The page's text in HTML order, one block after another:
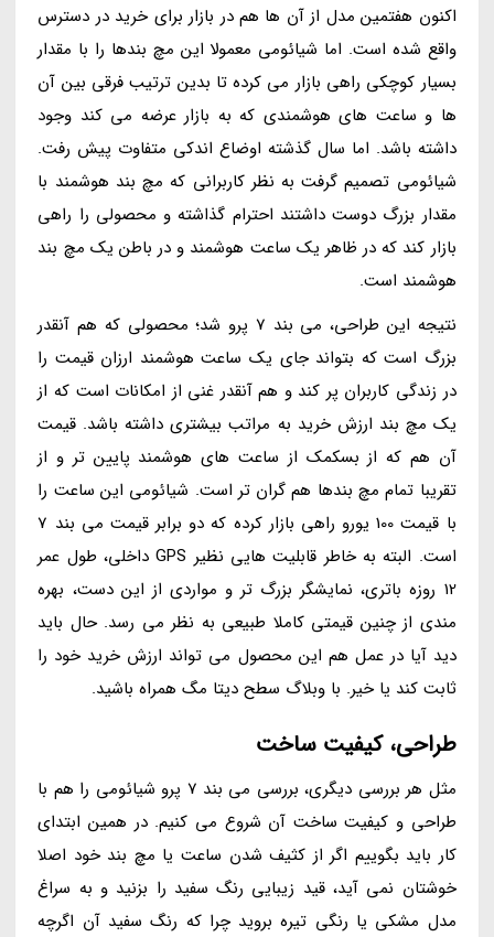
اکنون هفتمین مدل از آن ها هم در بازار برای خرید در دسترس
واقع شده است. اما شیائومی معمولا این مچ بندها را با مقدار
بسیار کوچکی راهی بازار می کرده تا بدین ترتیب فرقی بین آن
ها و ساعت های هوشمندی که به بازار عرضه می کند وجود
داشته باشد. اما سال گذشته اوضاع اندکی متفاوت پیش رفت.
شیائومی تصمیم گرفت به نظر کاربرانی که مچ بند هوشمند با
مقدار بزرگ دوست داشتند احترام گذاشته و محصولی را راهی
بازار کند که در ظاهر یک ساعت هوشمند و در باطن یک مچ بند
هوشمند است.
نتیجه این طراحی، می بند 7 پرو شد؛ محصولی که هم آنقدر
بزرگ است که بتواند جای یک ساعت هوشمند ارزان قیمت را
در زندگی کاربران پر کند و هم آنقدر غنی از امکانات است که از
یک مچ بند ارزش خرید به مراتب بیشتری داشته باشد. قیمت
آن هم که از بسکمک از ساعت های هوشمند پایین تر و از
تقریبا تمام مچ بندها هم گران تر است. شیائومی این ساعت را
با قیمت 100 یورو راهی بازار کرده که دو برابر قیمت می بند 7
است. البته به خاطر قابلیت هایی نظیر GPS داخلی، طول عمر
12 روزه باتری، نمایشگر بزرگ تر و مواردی از این دست، بهره
مندی از چنین قیمتی کاملا طبیعی به نظر می رسد. حال باید
دید آیا در عمل هم این محصول می تواند ارزش خرید خود را
ثابت کند یا خیر. با وبلاگ سطح دیتا مگ همراه باشید.
طراحی، کیفیت ساخت
مثل هر بررسی دیگری، بررسی می بند 7 پرو شیائومی را هم با
طراحی و کیفیت ساخت آن شروع می کنیم. در همین ابتدای
کار باید بگوییم اگر از کثیف شدن ساعت یا مچ بند خود اصلا
خوشتان نمی آید، قید زیبایی رنگ سفید را بزنید و به سراغ
مدل مشکی یا رنگی تیره بروید چرا که رنگ سفید آن اگرچه